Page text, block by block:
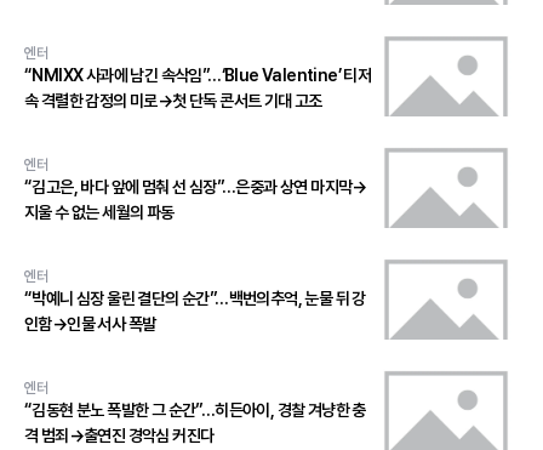
엔터
“NMIXX 사과에 남긴 속삭임”…‘Blue Valentine’ 티저
속 격렬한 감정의 미로→첫 단독 콘서트 기대 고조
엔터
“김고은, 바다 앞에 멈춰 선 심장”…은중과 상연 마지막→
지울 수 없는 세월의 파동
엔터
“박예니 심장 울린 결단의 순간”…백번의추억, 눈물 뒤 강
인함→인물 서사 폭발
엔터
“김동현 분노 폭발한 그 순간”…히든아이, 경찰 겨냥한 충
격 범죄→출연진 경악심 커진다